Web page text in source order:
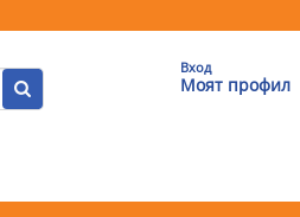
Вход
Моят профил